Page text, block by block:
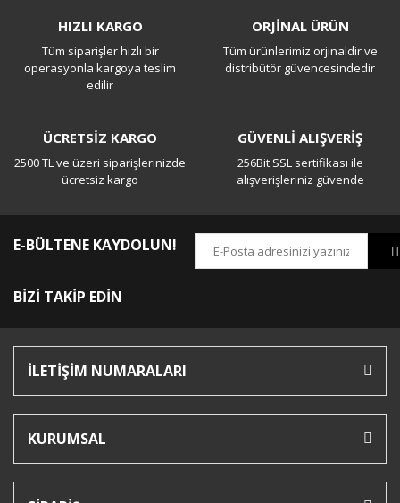
Yorum Yaz
HIZLI KARGO
Tüm siparişler hızlı bir
operasyonla kargoya teslim
edilir
ORJİNAL ÜRÜN
Tüm ürünlerimiz orjinaldir ve
distribütör güvencesindedir
ÜCRETSİZ KARGO
2500 TL ve üzeri siparişlerinizde
ücretsiz kargo
GÜVENLİ ALIŞVERİŞ
256Bit SSL sertifikası ile
alışverişleriniz güvende
E-BÜLTENE KAYDOLUN!
BİZİ TAKİP EDİN
İLETİŞİM NUMARALARI
KURUMSAL